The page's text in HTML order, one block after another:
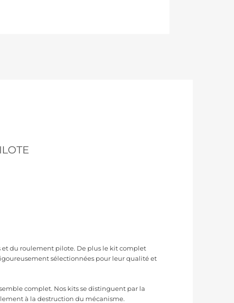
et du roulement pilote. De plus le kit complet
sélectionnées pour leur qualité et
complet. Nos kits se distinguent par la
à la destruction du mécanisme.